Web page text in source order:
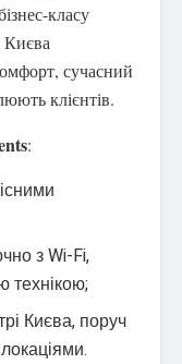
класу
Києва
сучасний
клієнтів.
:
з Wi-Fi,
технікою;
Києва, поруч